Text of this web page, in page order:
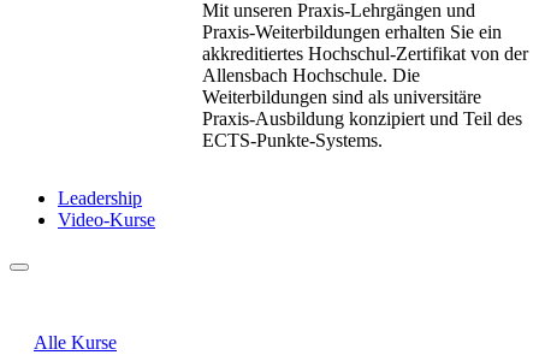
Mit unseren Praxis-Lehrgängen und
Praxis-Weiterbildungen erhalten Sie ein
akkreditiertes Hochschul-Zertifikat von der
Allensbach Hochschule. Die
Weiterbildungen sind als universitäre
Praxis-Ausbildung konzipiert und Teil des
ECTS-Punkte-Systems.
Leadership
Video-Kurse
Alle Kurse